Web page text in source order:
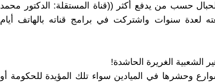
حسب من يدفع أكثر ((قناة المستقلة: الدكتور محمد
لعدة سنوات واشتركت في برامج قناته بالهاتف أيام
وحشرها في الميادين سواء تلك المؤيدة للحكومة أو